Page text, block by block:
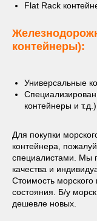
Flat Rack
контейнеры):
Универсальные
контейнеры и т.д.)
Для покупки
контейнера,
специалистами. Мы
качества и
Стоимость морского
состояния. Б/у
дешевле новых.